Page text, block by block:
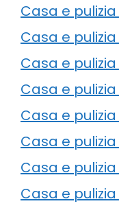
Casa e
Casa e pulizia
Casa e
Casa e
Casa e
Casa e
Casa e
Casa e